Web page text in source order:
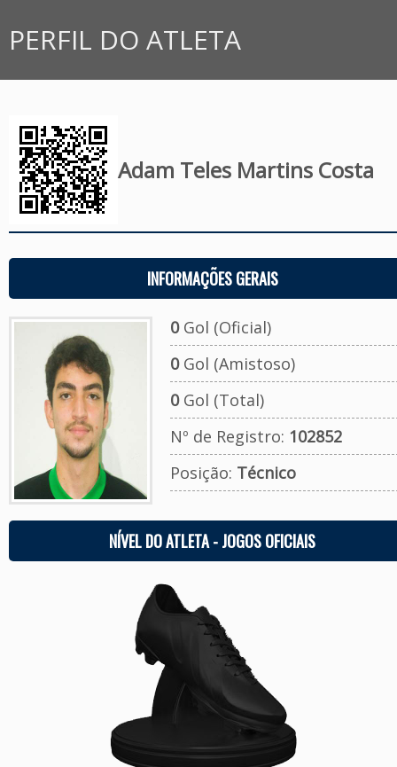
PERFIL DO ATLETA
Adam Teles Martins Costa
INFORMAÇÕES GERAIS
0Gol (Oficial)
0Gol (Amistoso)
0Gol (Total)
Nº de Registro: 102852
Posição: Técnico
NÍVEL DO ATLETA - JOGOS OFICIAIS